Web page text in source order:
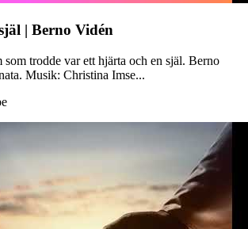
| Berno Vidén
som trodde var ett hjärta och en själ. Berno
Musik: Christina Imse...